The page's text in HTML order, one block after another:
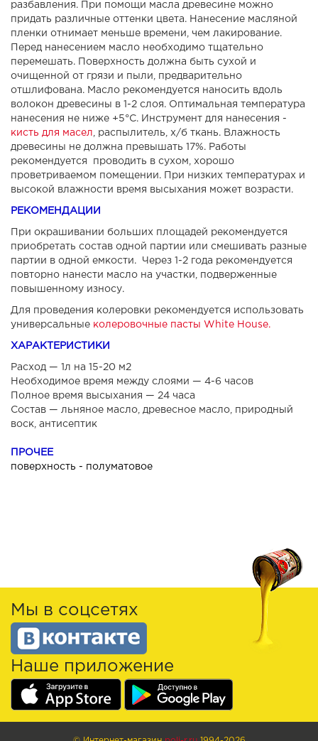
разбавления. При помощи масла древесине можно
придать различные оттенки цвета. Нанесение масляной
пленки отнимает меньше времени, чем лакирование.
Перед нанесением масло необходимо тщательно
перемешать. Поверхность должна быть сухой и
очищенной от грязи и пыли, предварительно
отшлифована. Масло рекомендуется наносить вдоль
волокон древесины в 1-2 слоя. Оптимальная температура
нанесения не ниже +5°С. Инструмент для нанесения -
кисть для масел
, распылитель, х/б ткань. Влажность
древесины не должна превышать 17%. Работы
рекомендуется проводить в сухом, хорошо
проветриваемом помещении. При низких температурах и
высокой влажности время высыхания может возрасти.
РЕКОМЕНДАЦИИ
При окрашивании больших площадей рекомендуется
приобретать состав одной партии или смешивать разные
партии в одной емкости. Через 1-2 года рекомендуется
повторно нанести масло на участки, подверженные
повышенному износу.
Для проведения колеровки рекомендуется использовать
универсальные колеровочные пасты White House.
ХАРАКТЕРИСТИКИ
Расход — 1л на 15-20 м2
Необходимое время между слоями — 4-6 часов
Полное время высыхания — 24 часа
Состав — льняное масло, древесное масло, природный
воск, антисептик
ПРОЧЕЕ
поверхность - полуматовое
Мы в соцсетях
Наше приложение